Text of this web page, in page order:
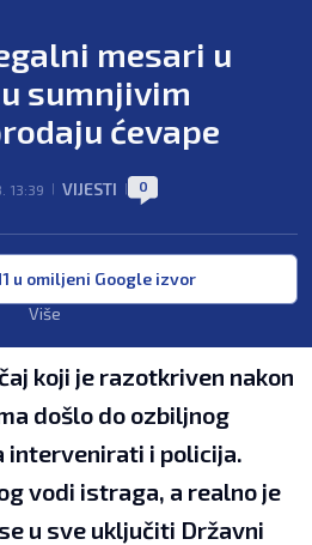
mesari u
sumnjivim
ćevape
13:39 VIJESTI 0
u omiljeni Google izvor
Više
koji je razotkriven nakon
došlo do ozbiljnog
intervenirati i policija.
vodi istraga, a realno je
u sve uključiti Državni